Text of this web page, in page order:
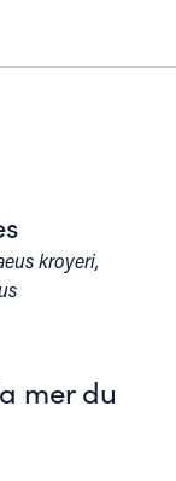
kroyeri,
mer du